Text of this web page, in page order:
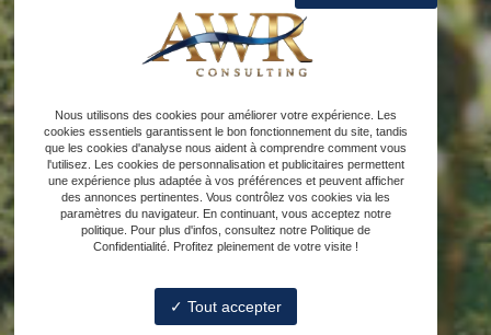
Nous utilisons des cookies pour améliorer votre expérience. Les
cookies essentiels garantissent le bon fonctionnement du site, tandis
que les cookies d'analyse nous aident à comprendre comment vous
l'utilisez. Les cookies de personnalisation et publicitaires permettent
une expérience plus adaptée à vos préférences et peuvent afficher
des annonces pertinentes. Vous contrôlez vos cookies via les
paramètres du navigateur. En continuant, vous acceptez notre
politique. Pour plus d'infos, consultez notre Politique de
Confidentialité. Profitez pleinement de votre visite !
Tout accepter